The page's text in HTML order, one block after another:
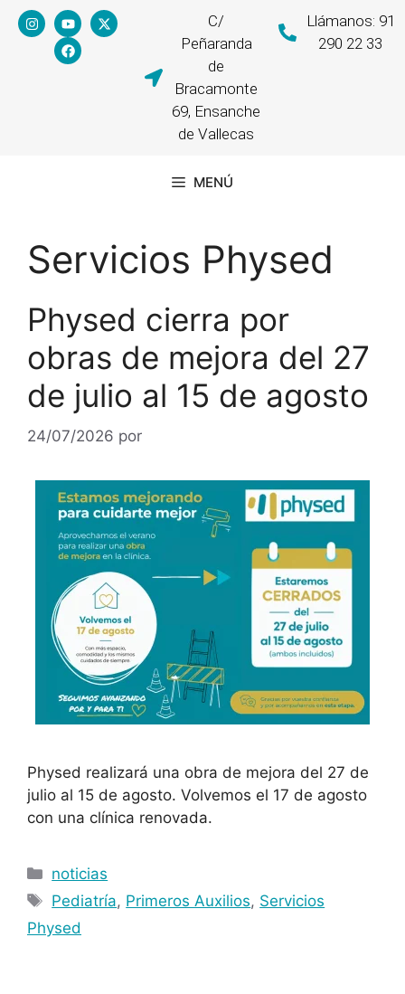
C/
Peñaranda
de
Bracamonte
69, Ensanche
de Vallecas
Llámanos: 91
290 22 33
MENÚ
Servicios Physed
Physed cierra por
obras de mejora del 27
de julio al 15 de agosto
24/07/2026 por
Physed realizará una obra de mejora del 27 de
julio al 15 de agosto. Volvemos el 17 de agosto
con una clínica renovada.
noticias
Pediatría, Primeros Auxilios, Servicios
Physed